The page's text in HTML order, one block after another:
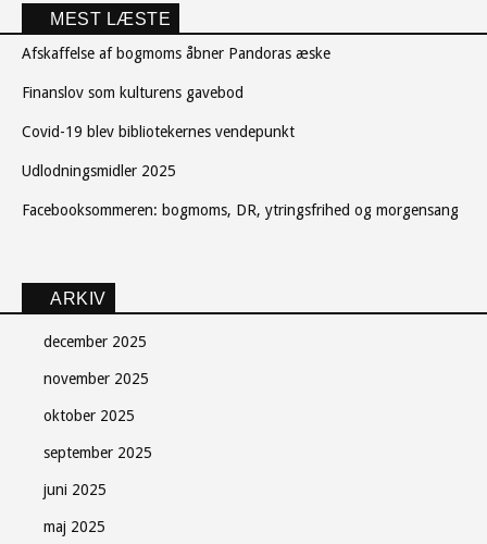
MEST LÆSTE
Afskaffelse af bogmoms åbner Pandoras æske
Finanslov som kulturens gavebod
Covid-19 blev bibliotekernes vendepunkt
Udlodningsmidler 2025
Facebooksommeren: bogmoms, DR, ytringsfrihed og morgensang
ARKIV
december 2025
november 2025
oktober 2025
september 2025
juni 2025
maj 2025